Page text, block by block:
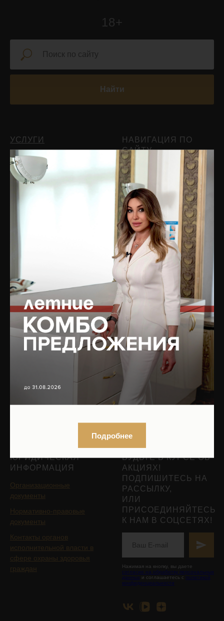
18+
Найти
УСЛУГИ
Врачебный прием и
диагностика
Инъекционная
косметология
Коррекция фигуры
Сочетанные протоколы
Мужская косметология
Реабилитация после
пластических операций
Гинекология
НАВИГАЦИЯ ПО
САЙТУ
Главная
Блог
Подписаться на рассылку
новостей
Услуги
БАДы
Магазин
Цены
Отзывы
Специалисты
О клинике
Оборудование
Юридическая информация
Вакансии
ЮРИДИЧЕСКАЯ
ИНФОРМАЦИЯ
Организационные
документы
Нормативно-правовые
документы
Контакты органов
исполнительной власти в
сфере охраны здоровья
граждан
БУДЬТЕ В КУРСЕ ОБ
АКЦИЯХ!
ПОДПИШИТЕСЬ НА
РАССЫЛКУ,
ИЛИ
ПРИСОЕДИНЯЙТЕСЬ
К НАМ В СОЦСЕТЯХ!
Нажимая на кнопку, вы даете
согласие на обработку персональных
данных и соглашаетесь с политикой
конфиденциальности
Подробнее